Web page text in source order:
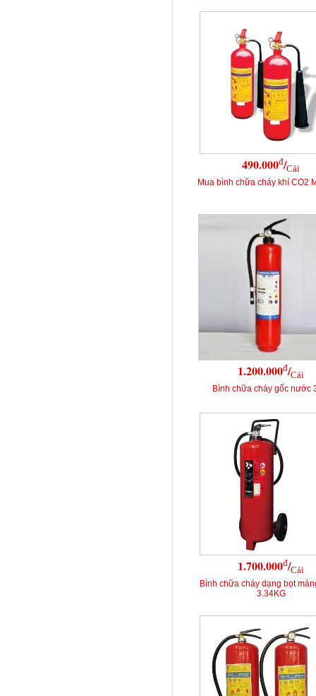
490.000đ/Cái
Mua bình chữa cháy khí CO2
1.200.000đ/Cái
Bình chữa cháy gốc nước
1.700.000đ/Cái
Bình chữa cháy dạng bọt
3.34KG